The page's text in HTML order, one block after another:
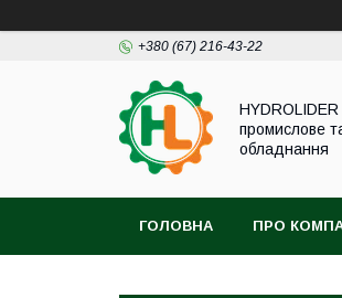
+380 (67) 216-43-22
HYDROLIDER
промислове
обладнання
ГОЛОВНА ПРО